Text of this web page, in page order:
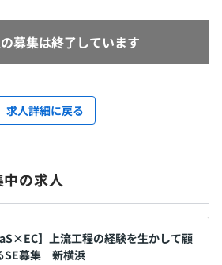
募集は終了しています
求人詳細に戻る
の求人
】上流工程の経験を生かして顧
SE募集 新横浜